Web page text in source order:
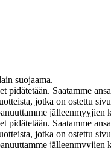
suojaama.
Saatamme
jotka on ostettu
jälleenmyyjien
Saatamme
jotka on ostettu
jälleenmyyjien